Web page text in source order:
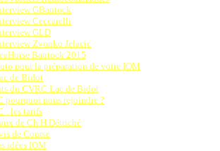
GBantock
Ceccarelli
GLD
Zvonko Jelacic
Bantock 2015
pour la préparation de votre IOM
de Bidot
du CVRC Lac de Bidot
pourquoi nous rejoindre ?
: les tarifs
de Ch.H.Détriché
de Course
idées IOM